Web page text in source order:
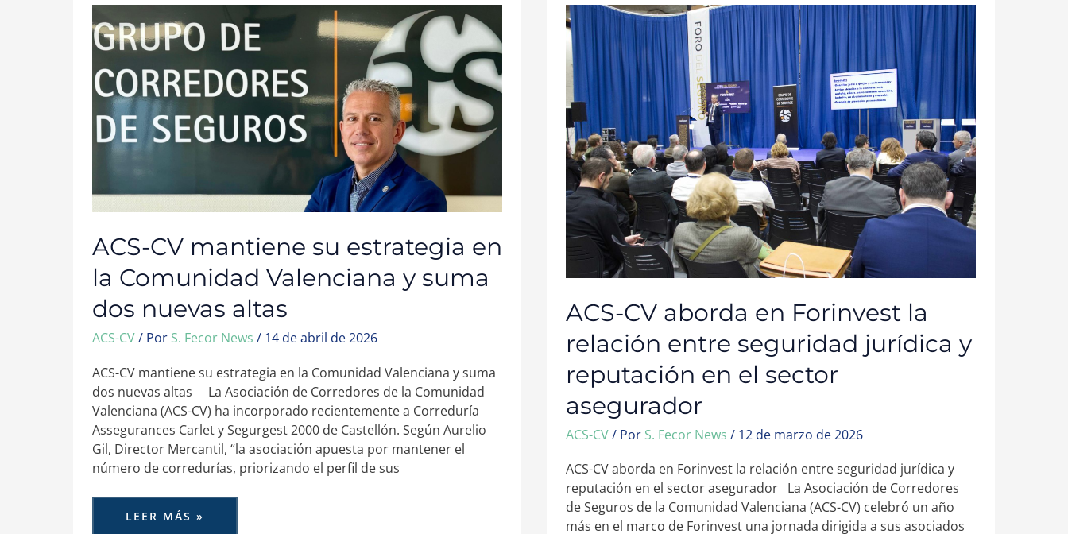
ACS-CV mantiene su estrategia en
la Comunidad Valenciana y suma
dos nuevas altas
ACS-CV/ Por S. Fecor News / 14 de abril de 2026
ACS-CV mantiene su estrategia en la Comunidad Valenciana y suma
dos nuevas altas La Asociación de Corredores de la Comunidad
Valenciana (ACS-CV) ha incorporado recientemente a Correduría
Assegurances Carlet y Segurgest 2000 de Castellón. Según Aurelio
Gil, Director Mercantil, “la asociación apuesta por mantener el
número de corredurías, priorizando el perfil de sus
ACS-
CV
MANTIENE
SU
ESTRATEGIA
EN
LA
COMUNIDAD
VALENCIANA
SUMA
DOS
NUEVAS
ALTAS
LEER MÁS »
ACS-CV aborda en Forinvest la
relación entre seguridad jurídica y
reputación en el sector
asegurador
ACS-CV/ Por S. Fecor News / 12 de marzo de 2026
ACS-CV aborda en Forinvest la relación entre seguridad jurídica y
reputación en el sector asegurador La Asociación de Corredores
de Seguros de la Comunidad Valenciana (ACS-CV) celebró un año
más en el marco de Forinvest una jornada dirigida a sus asociados
ACS-
EN
FORINVEST
LA
RELACIÓN
ENTRE
SEGURIDAD
JURÍDICA
REPUTACIÓN
EN
EL
SECTOR
ASEGURADOR